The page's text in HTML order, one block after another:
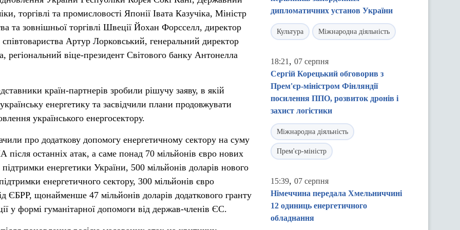
торгівлі та промисловості Японії Івата Казучіка, Міністр
та зовнішньої торгівлі Швеції Йохан Форсселл, директор
співтовариства Артур Лорковський, генеральний директор
віце-президент Світового банку Антонелла
країн-партнерів зробили рішучу заяву, в якій
енергетику та засвідчили плани продовжувати
українського енергосектору.
про додаткову допомогу енергетичному сектору на суму
останніх атак, а саме понад 70 мільйонів євро нових
енергетики України, 500 мільйонів доларів нового
енергетичного сектору, 300 мільйонів євро
ЄБРР, щонайменше 47 мільйонів доларів додаткового гранту
у формі гуманітарної допомоги від держав-членів ЄС.
дипломатичних установ України
Культура Міжнародна діяльність
18:21 , 07 серпня
Сергій Корецький обговорив з
Прем'єр-міністром Фінляндії
посилення ППО, розвиток дронів і
захист логістики
Міжнародна діяльність
Прем'єр-міністр
15:39, 07 серпня
Німеччина передала Хмельниччині
12 одиниць енергетичного
обладнання